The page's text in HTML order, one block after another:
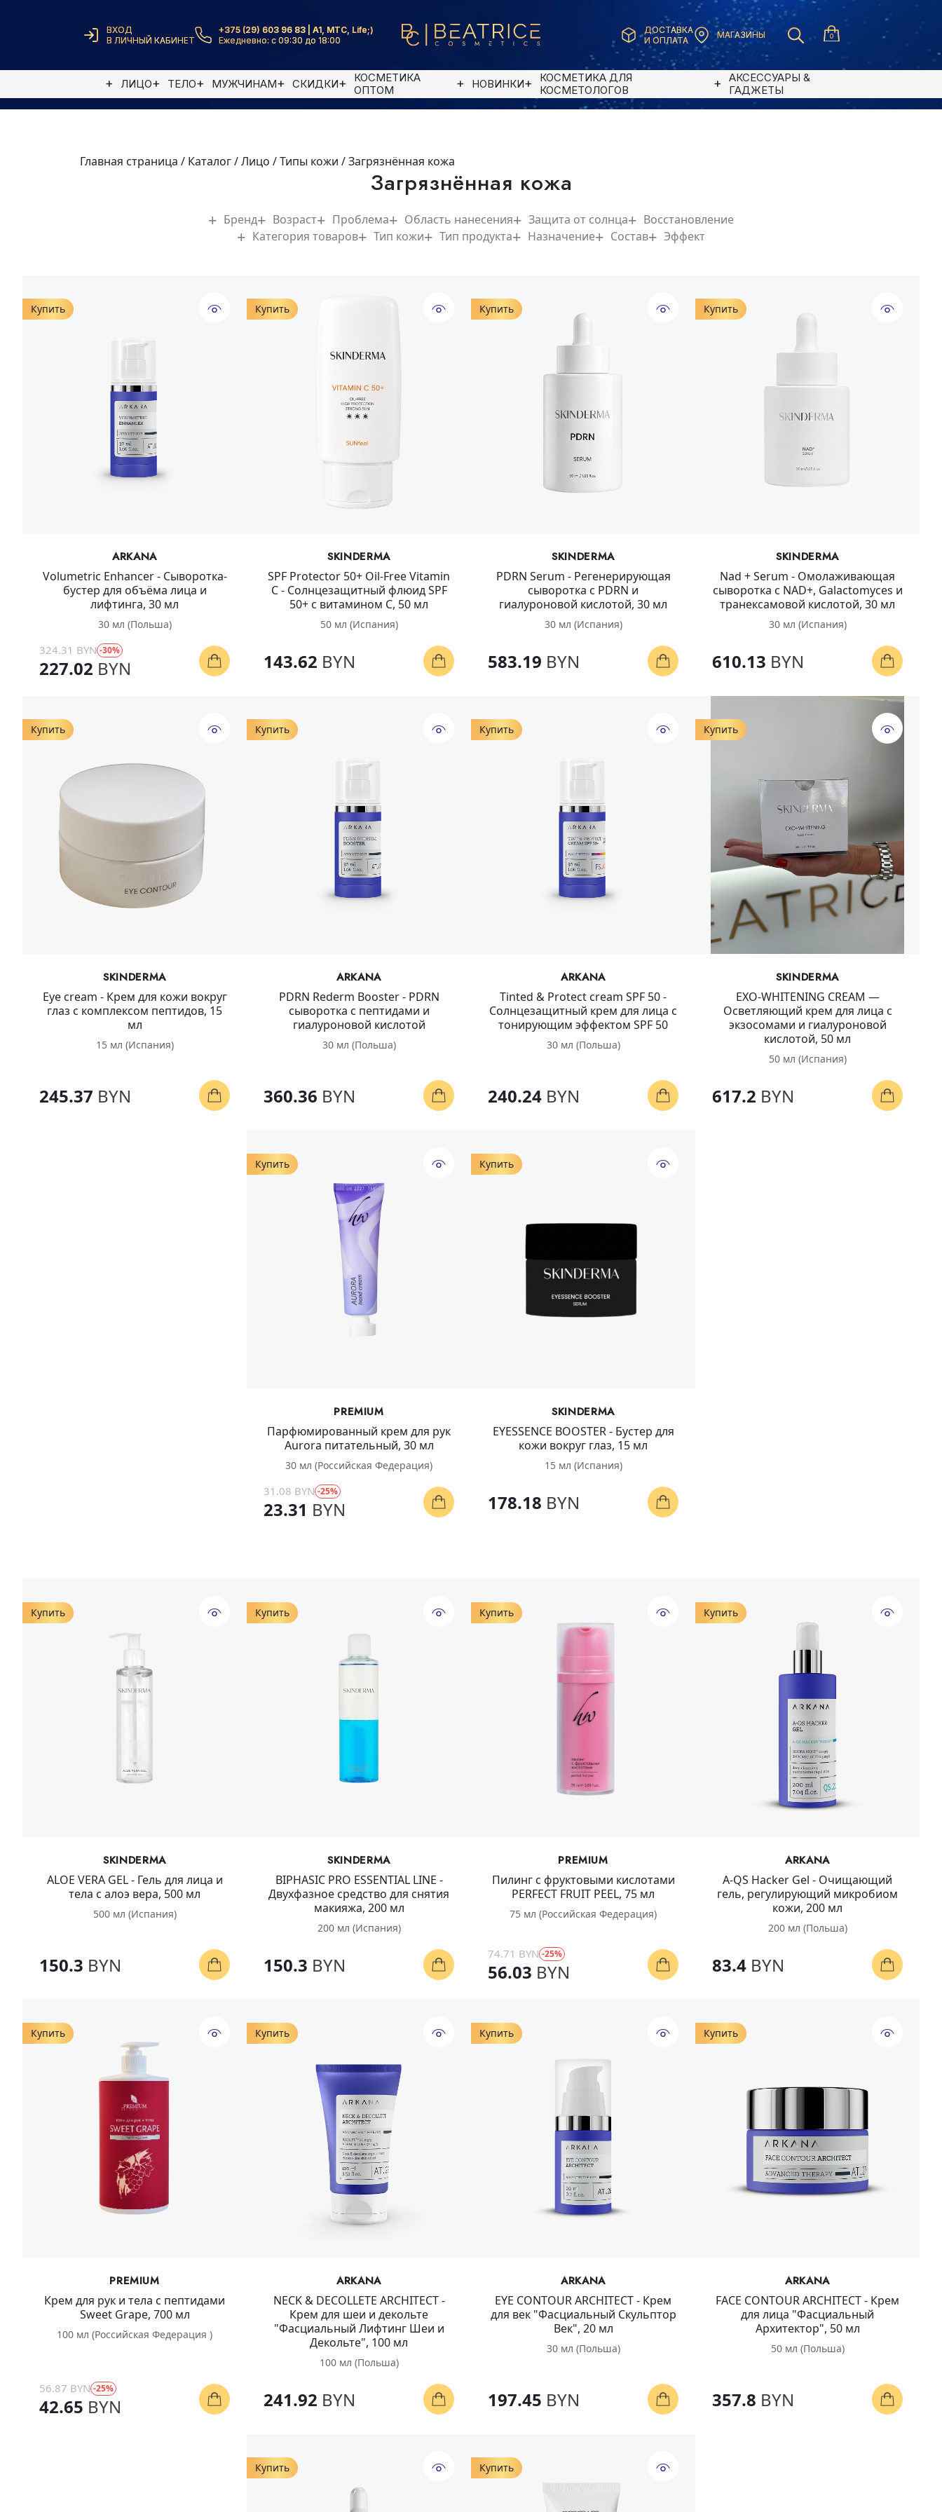
ВХОД
В ЛИЧНЫЙ КАБИНЕТ
+375 (29) 603 96 83 | A1, MTC, Life;)
Ежедневно: с 09:30 до 18:00
ДОСТАВКА
И ОПЛАТА
МАГАЗИНЫ 0
ЛИЦО ТЕЛО МУЖЧИНАМ СКИДКИ
КОСМЕТИКА
ОПТОМ
НОВИНКИ
КОСМЕТИКА ДЛЯ
КОСМЕТОЛОГОВ
АКСЕССУАРЫ &
ГАДЖЕТЫ
Главная страница / Каталог/Лицо /Типы кожи /Загрязнённая кожа
Загрязнённая кожа
Бренд Возраст Проблема Область нанесения Защита от солнца
Восстановление
Категория товаров
Тип кожи Тип продукта Назначение Состав Эффект
Купить
ARKANA
Volumetric Enhancer - Сыворотка-
бустер для объёма лица и
лифтинга, 30 мл
30 мл (Польша)
324.31 BYN -30%
227.02 BYN
Купить
SKINDERMA
SPF Protector 50+ Oil-Free Vitamin
C - Солнцезащитный флюид SPF
50+ с витамином С, 50 мл
50 мл (Испания)
143.62 BYN
Купить
SKINDERMA
PDRN Serum - Регенерирующая
сыворотка с PDRN и
гиалуроновой кислотой, 30 мл
30 мл (Испания)
583.19 BYN
Купить
SKINDERMA
Nad + Serum - Омолаживающая
сыворотка с NAD+, Galactomyces и
транексамовой кислотой, 30 мл
30 мл (Испания)
610.13 BYN
Купить
SKINDERMA
Eye cream - Крем для кожи вокруг
глаз с комплексом пептидов, 15
мл
15 мл (Испания)
245.37 BYN
Купить
ARKANA
PDRN Rederm Booster - PDRN
сыворотка с пептидами и
гиалуроновой кислотой
30 мл (Польша)
360.36 BYN
Купить
ARKANA
Tinted & Protect cream SPF 50 -
Солнцезащитный крем для лица с
тонирующим эффектом SPF 50
30 мл (Польша)
240.24 BYN
Купить
SKINDERMA
EXO-WHITENING CREAM —
Осветляющий крем для лица с
экзосомами и гиалуроновой
кислотой, 50 мл
50 мл (Испания)
617.2 BYN
Купить
PREMIUM
Парфюмированный крем для рук
Aurora питательный, 30 мл
30 мл (Российская Федерация)
31.08 BYN -25%
23.31 BYN
Купить
SKINDERMA
EYESSENCE BOOSTER - Бустер для
кожи вокруг глаз, 15 мл
15 мл (Испания)
178.18 BYN
Купить
SKINDERMA
ALOE VERA GEL - Гель для лица и
тела с алоэ вера, 500 мл
500 мл (Испания)
150.3 BYN
Купить
SKINDERMA
BIPHASIC PRO ESSENTIAL LINE -
Двухфазное средство для снятия
макияжа, 200 мл
200 мл (Испания)
150.3 BYN
Купить
PREMIUM
Пилинг с фруктовыми кислотами
PERFECT FRUIT PEEL, 75 мл
75 мл (Российская Федерация)
74.71 BYN -25%
56.03 BYN
Купить
ARKANA
A-QS Hacker Gel - Очищающий
гель, регулирующий микробиом
кожи, 200 мл
200 мл (Польша)
83.4 BYN
Купить
PREMIUM
Крем для рук и тела с пептидами
Sweet Grape, 700 мл
100 мл (Российская Федерация )
56.87 BYN -25%
42.65 BYN
Купить
ARKANA
NECK & DECOLLETE ARCHITECT -
Крем для шеи и декольте
"Фасциальный Лифтинг Шеи и
Декольте", 100 мл
100 мл (Польша)
241.92 BYN
Купить
ARKANA
EYE CONTOUR ARCHITECT - Крем
для век "Фасциальный Скульптор
Век", 20 мл
30 мл (Польша)
197.45 BYN
Купить
ARKANA
FACE CONTOUR ARCHITECT - Крем
для лица "Фасциальный
Архитектор", 50 мл
50 мл (Польша)
357.8 BYN
Купить Купить